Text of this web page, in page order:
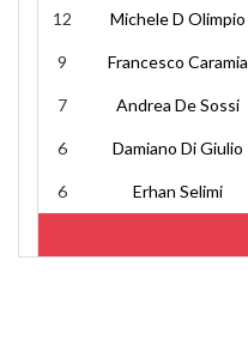
12 Michele D Olimpio
9 Francesco Caramia
7 Andrea De Sossi
6 Damiano Di Giulio
6 Erhan Selimi